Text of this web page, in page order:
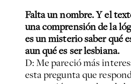
Falta un nombre. Y el
una comprensión de la
es un misterio saber qué
aun qué es ser lesbiana.
D: Me pareció más
esta pregunta que